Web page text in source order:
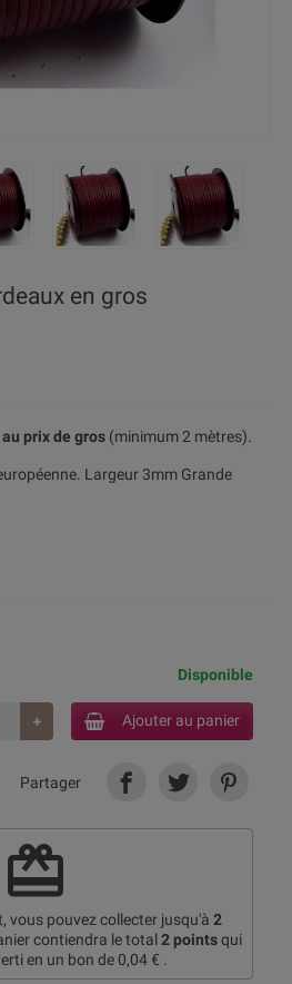
en gros
au prix de gros (minimum 2 mètres).
Largeur 3mm Grande
Disponible
Ajouter au panier
Partager
redeem
vous pouvez collecter jusqu'à 2
contiendra le total 2 pointsqui
en un bon de 0,04 € .